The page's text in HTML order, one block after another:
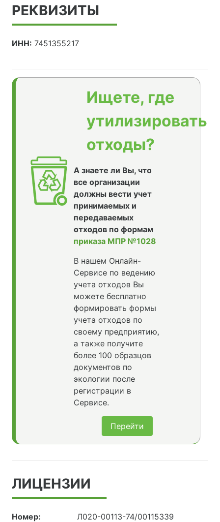
РЕКВИЗИТЫ
ИНН: 7451355217
Ищете, где
утилизировать
отходы?
А знаете ли Вы, что
все организации
должны вести учет
принимаемых и
передаваемых
отходов по формам
приказа МПР №1028
В нашем Онлайн-
Сервисе по ведению
учета отходов Вы
можете бесплатно
формировать формы
учета отходов по
своему предприятию,
а также получите
более 100 образцов
документов по
экологии после
регистрации в
Сервисе.
Перейти
ЛИЦЕНЗИИ
Номер: Л020-00113-74/00115339